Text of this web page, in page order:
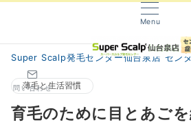
Menu
問い合わせ
Super Scalp発毛センター仙台泉店 セン
薄毛と生活習慣
育毛のために目とあご